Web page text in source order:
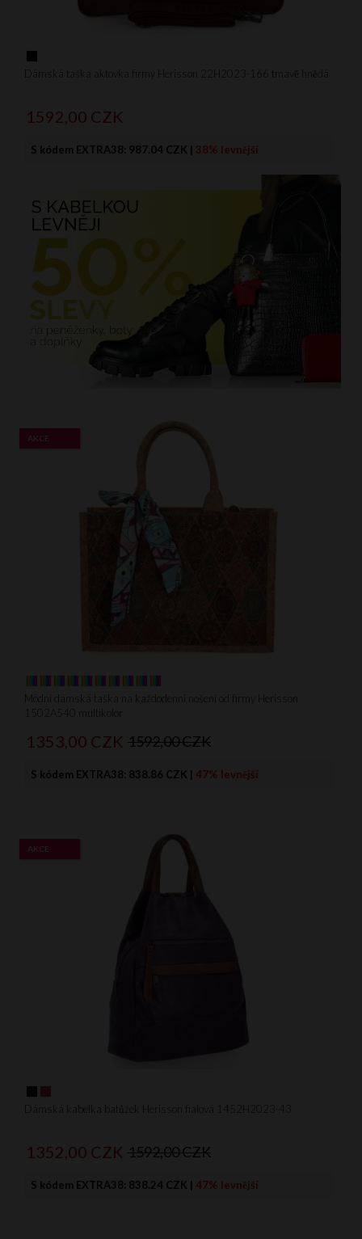
Dámská taška aktovka firmy Herisson 22H2023-166 tmavě hnědá
1592,00 CZK
S kódem EXTRA38: 987.04 CZK | 38% levnější
Módní dámská taška na každodenní nošení od firmy Herisson
1502A540 multikolor
AKCE
1353,00 CZK 1592,00 CZK
S kódem EXTRA38: 838.86 CZK | 47% levnější
Dámská kabelka batůžek Herisson fialová 1452H2023-43
AKCE
1352,00 CZK 1592,00 CZK
S kódem EXTRA38: 838.24 CZK | 47% levnější